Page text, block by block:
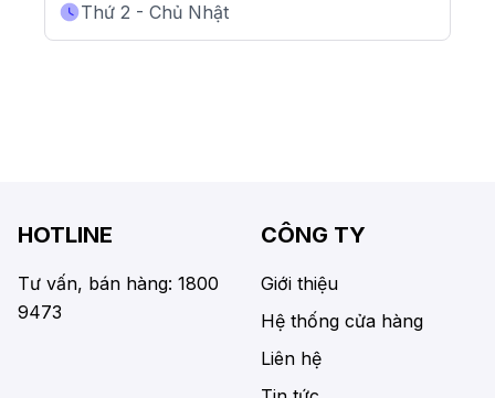
Thứ 2 - Chủ Nhật
HOTLINE
Tư vấn, bán hàng: 1800
9473
CÔNG TY
Giới thiệu
Hệ thống cửa hàng
Liên hệ